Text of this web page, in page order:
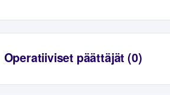
Operatiiviset päättäjät (0)